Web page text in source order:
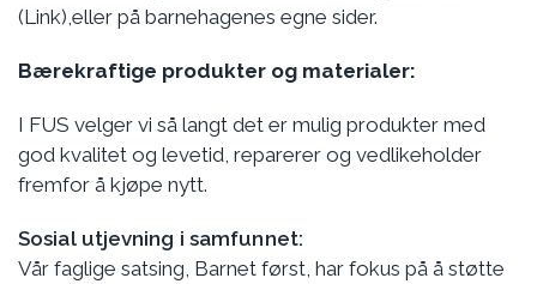
(Link),eller på barnehagenes egne sider.
Bærekraftige produkter og materialer:
I FUS velger vi så langt det er mulig produkter med
god kvalitet og levetid, reparerer og vedlikeholder
fremfor å kjøpe nytt.
Sosial utjevning i samfunnet:
Vår faglige satsing, Barnet først, har fokus på å støtte